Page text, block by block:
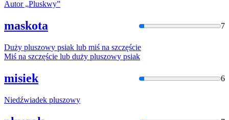
Autor „Pluskwy”
maskota 7
Duży pluszowy psiak lub miś na szczęście
Miś na szczęście lub duży pluszowy psiak
misiek 6
Niedźwiadek pluszowy